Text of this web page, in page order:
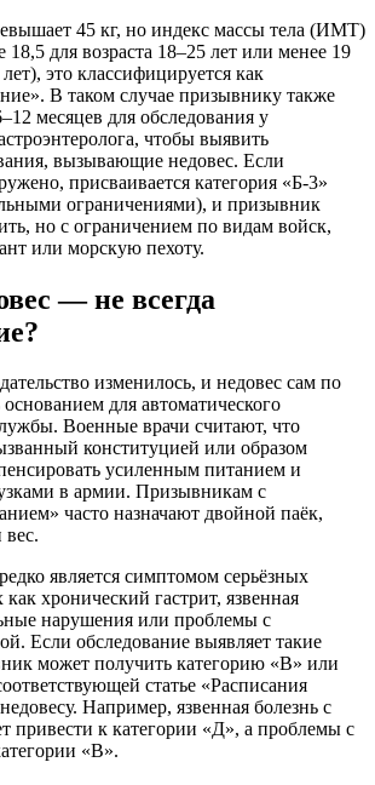
45 кг, но индекс массы тела (ИМТ)
для возраста 18–25 лет или менее 19
это классифицируется как
В таком случае призывнику также
месяцев для обследования у
чтобы выявить
вызывающие недовес. Если
присваивается категория «Б-3»
ограничениями), и призывник
но с ограничением по видам войск,
или морскую пехоту.
— не всегда
изменилось, и недовес сам по
основанием для автоматического
Военные врачи считают, что
конституцией или образом
усиленным питанием и
в армии. Призывникам с
часто назначают двойной паёк,
является симптомом серьёзных
как хронический гастрит, язвенная
нарушения или проблемы с
Если обследование выявляет такие
может получить категорию «В» или
статье «Расписания
Например, язвенная болезнь с
к категории «Д», а проблемы с
«В».